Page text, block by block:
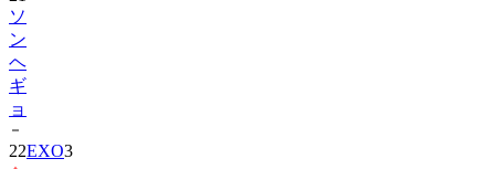
ヘ
ギ
ョ
22
23Suzy1